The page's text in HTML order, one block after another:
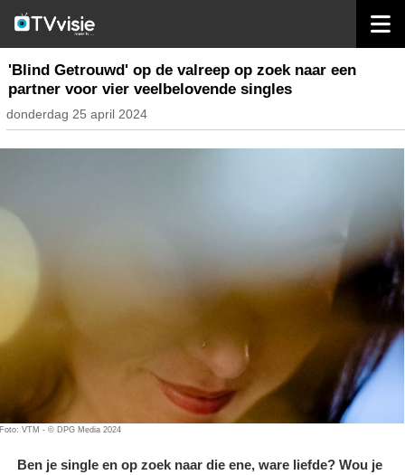
nieuws belgië
'Blind Getrouwd' op de valreep op zoek naar een
partner voor vier veelbelovende singles
donderdag 25 april 2024
Foto: VTM - © DPG Media 2024
Ben je single en op zoek naar die ene, ware liefde? Wou je